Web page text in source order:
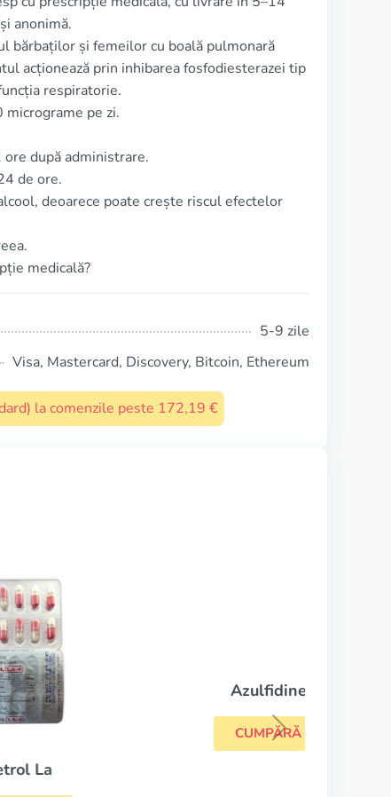
anonimă.
bărbaților și femeilor cu boală pulmonară
acționează prin inhibarea fosfodiesterazei tip
respiratorie.
pe zi.
după administrare.
de ore.
deoarece poate crește riscul efectelor
medicală?
5-9 zile
Visa, Mastercard, Discovery, Bitcoin, Ethereum
la comenzile peste 172,19 €